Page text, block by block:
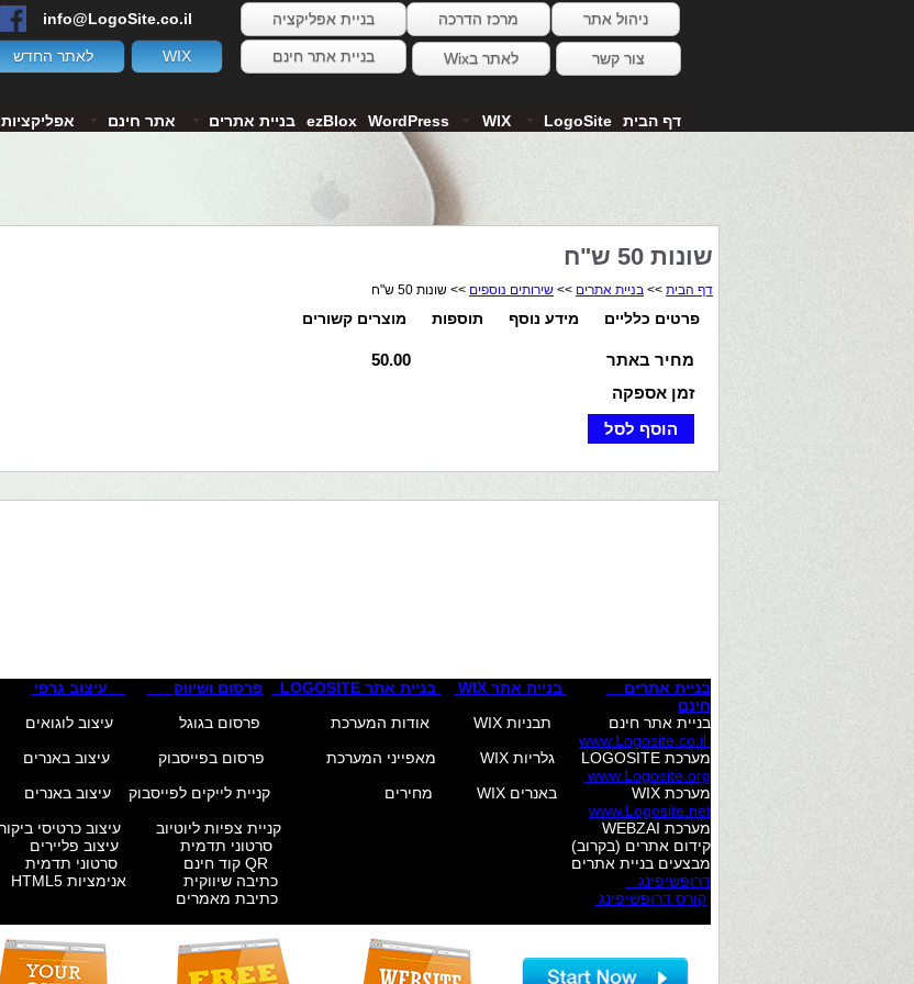
ניהול אתר info@LogoSite.co.il
בניית אתר חינם
מרכז הדרכה
לאתר בWix
בניית אפליקציה
צור קשר לאתר החדש WIX
דף הבית LogoSite
WIX
WordPress
ezBlox בניית אתרים אתר חינם אפליקציות
שונות 50 ש"ח
דף הבית >> בניית אתרים >> שירותים נוספים >> שונות 50 ש"ח
פרטים כלליים מידע נוסף תוספות מוצרים קשורים
מחיר באתר
50.00
זמן אספקה
הוסף לסל
בניית אתרים בניית אתר WIX בניית אתר LOGOSITE פרסום ושיווק עיצוב גרפי
חינם
בניית אתר חינם תבניות WIX אודות המערכת פרסום בגוגל עיצוב לוגואים מאמרים בקרוב....
מערכת LOGOSITE גלריות WIX מאפייני המערכת פרסום בפייסבוק עיצוב באנרים בלוג
www.Logosite.org
מערכת WIX באנרים WIX מחירים קניית לייקים לפייסבוק עיצוב באנרים שאלות ותשובות
www.Logosite.net
מערכת WEBZAI קניית צפיות ליוטיוב עיצוב כרטיסי ביקור
קידום אתרים (בקרוב) סרטוני תדמית עיצוב פליירים
מבצעים בניית אתרים QR קוד חינם סרטוני תדמית
דרופשיפינג
כתיבה שיווקית אנימציות HTML5
קורס דרופשיפינג
כתיבת מאמרים